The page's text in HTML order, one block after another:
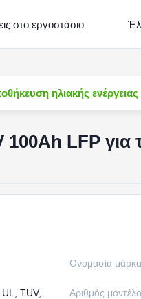
στο εργοστάσιο
ηλιακής ενέργειας
100Ah LFP
Ονομασία
TUV,
Αριθμός